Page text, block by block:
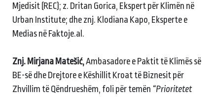
Mjedisit (REC); z. Dritan Gorica, Ekspert për Klimën në
Urban Institute; dhe znj. Klodiana Kapo, Eksperte e
Medias në Faktoje.al.
Znj. Mirjana Matešić, Ambasadore e Paktit të Klimës së
BE-së dhe Drejtore e Këshillit Kroat të Biznesit për
Zhvillim të Qëndrueshëm, foli për temën “Prioritetet